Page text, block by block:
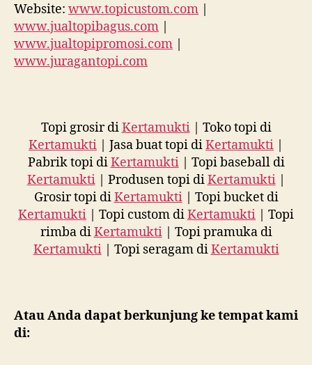
Website: www.topicustom.com |
www.jualtopibagus.com |
www.jualtopipromosi.com |
www.juragantopi.com
Topi grosir diKertamukti| Toko topi di
Kertamukti | Jasa buat topi diKertamukti |
Pabrik topi diKertamukti| Topi baseball di
Kertamukti| Produsen topi diKertamukti|
Grosir topi diKertamukti| Topi bucket di
Kertamukti | Topi custom diKertamukti | Topi
rimba diKertamukti| Topi pramuka di
Kertamukti| Topi seragam diKertamukti
Atau Anda dapat berkunjung ke tempat kami
di: